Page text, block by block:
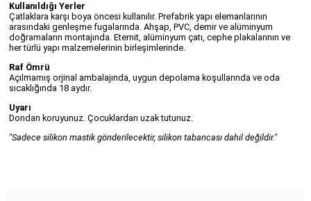
Kullanıldığı Yerler
Çatlaklara karşı boya öncesi kullanılır. Prefabrik yapı elemanlarının
arasındaki genleşme fugalarında. Ahşap, PVC, demir ve alüminyum
doğramaların montajında. Eternit, alüminyum çatı, cephe plakalarının ve
her türlü yapı malzemelerinin birleşimlerinde.
Raf Ömrü
Açılmamış orjinal ambalajında, uygun depolama koşullarında ve oda
sıcaklığında 18 aydır.
Uyarı
Dondan koruyunuz. Çocuklardan uzak tutunuz.
"Sadece silikon mastik gönderilecektir, silikon tabancası dahil değildir."